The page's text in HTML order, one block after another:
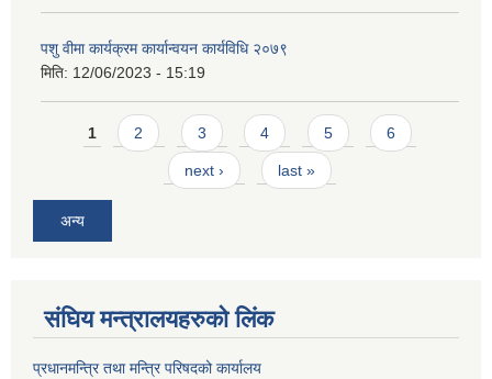
पशु वीमा कार्यक्रम कार्यान्वयन कार्यविधि २०७९
मिति: 12/06/2023 - 15:19
Pages
1 2 3 4 5 6
next › last »
अन्य
संघिय मन्त्र‍ालयहरुको लिंक
प्रधानमन्त्रि तथा मन्त्रि परिषदको कार्यालय